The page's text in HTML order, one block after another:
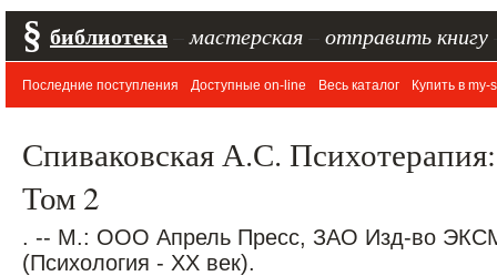
§ библиотека мастерская отправить книгу
Последние поступления Доступные on-line Весь каталог Купить в my-
Спиваковская А.С.
Том 2
. -- М.: ООО Апрель Пресс, ЗАО Изд-во
(Психология - XX век).